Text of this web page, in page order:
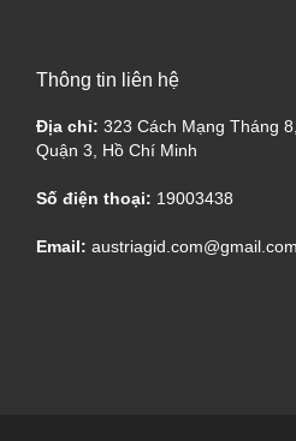
Thông tin liên hệ
Địa chỉ: 323 Cách Mạng Tháng
Quận 3, Hồ Chí Minh
Số điện thoại: 19003438
Email: austriagid.com@gmail.com